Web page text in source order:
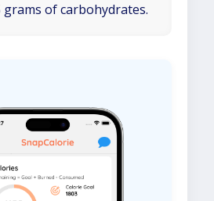
grams of carbohydrates.